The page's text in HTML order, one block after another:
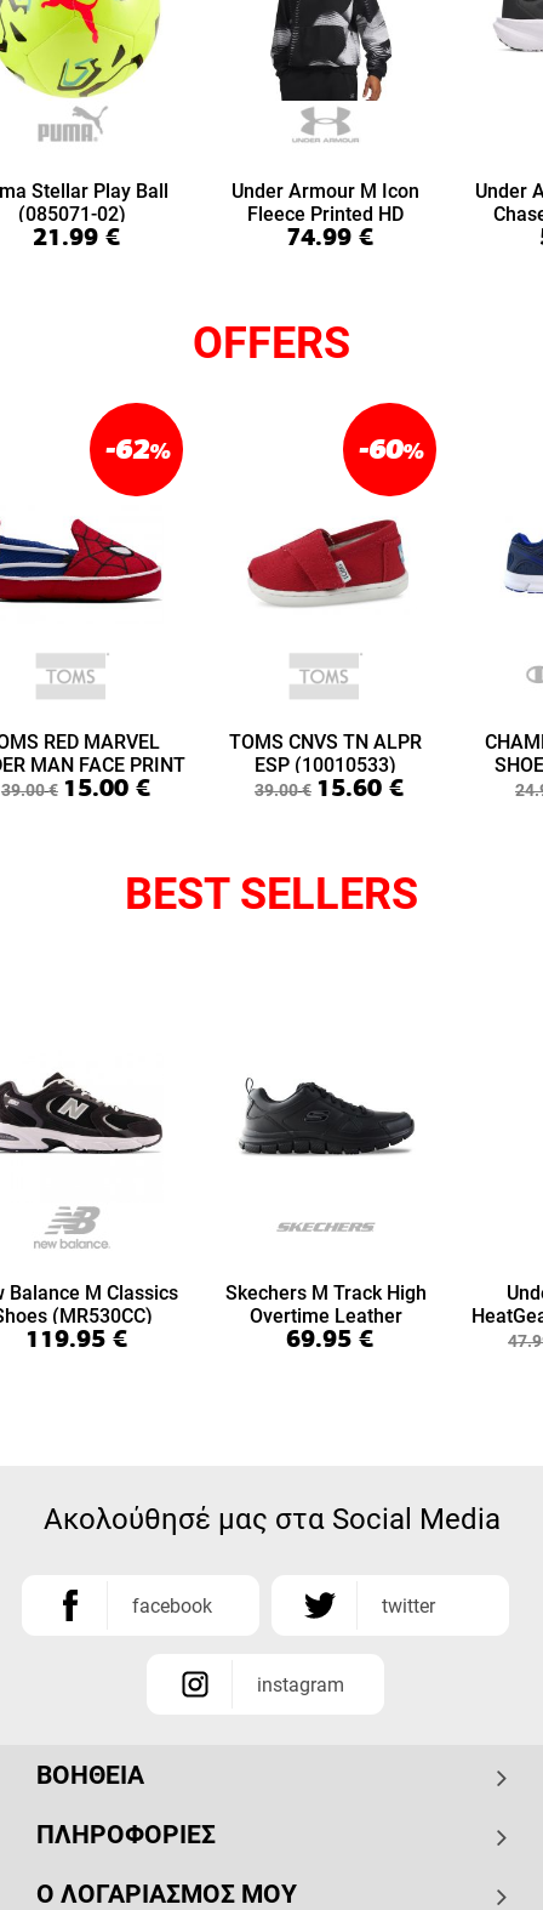
Stellar Play Ball
(085071-02)
21.99 €
Under Armour M Icon
Fleece Printed HD
(6016615-008)
74.99 €
Under
OFFERS
-62%
RED MARVEL
MAN FACE PRINT
LIME LAYETTE
39.00€ 15.00 €
-60%
TOMS CNVS TN ALPR
ESP (10010533)
39.00€ 15.60 €
BEST SELLERS
Balance M Classics
(MR530CC)
119.95 €
Skechers M Track High
Overtime Leather
(999894-BBK)
69.95 €
7/8
Ακολούθησέ μας στα Social Media
facebook twitter
instagram
ΒΟΗΘΕΙΑ
ΠΛΗΡΟΦΟΡΙΕΣ
Ο ΛΟΓΑΡΙΑΣΜΟΣ ΜΟΥ